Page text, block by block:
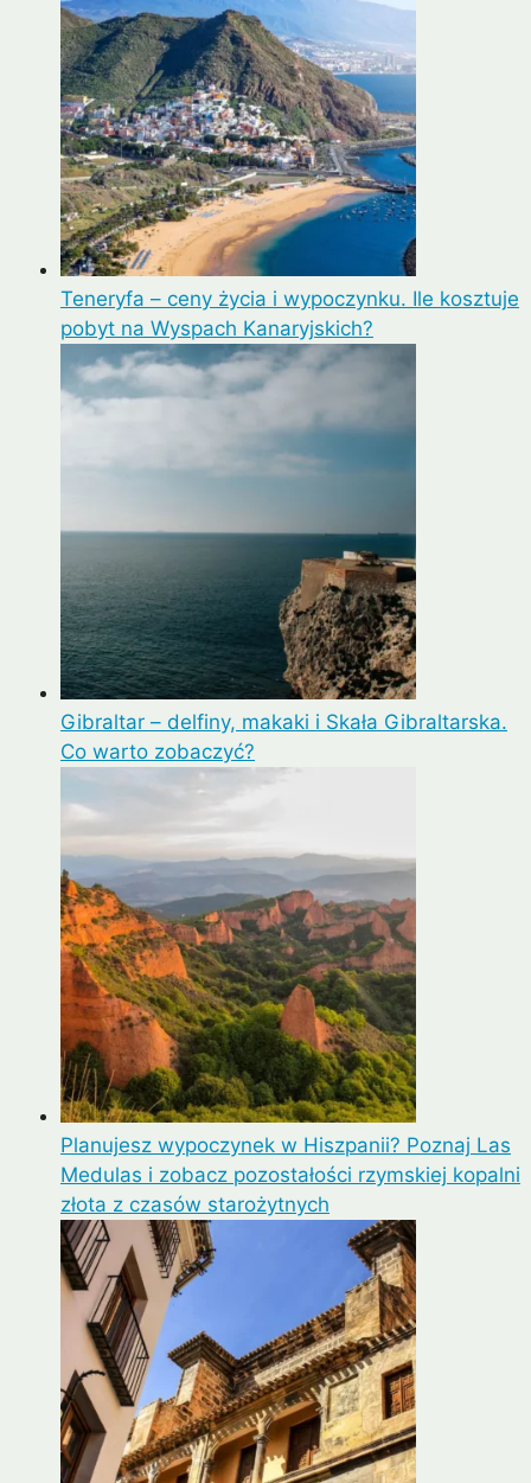
Teneryfa – ceny życia i wypoczynku. Ile kosztuje
pobyt na Wyspach Kanaryjskich?
Gibraltar – delfiny, makaki i Skała Gibraltarska.
Co warto zobaczyć?
Planujesz wypoczynek w Hiszpanii? Poznaj Las
Medulas i zobacz pozostałości rzymskiej kopalni
złota z czasów starożytnych